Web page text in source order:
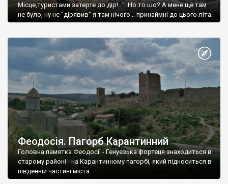
Місце,туристами затерте до дір!..." Но то шо? А мене ще там
не було, ну не "дірявив" я там нічого... принаймні до цього літа.
Феодосія. Пагорб Карантинний
Головна памятка Феодосії - Генуезька фортеця знаходиться в
старому районі - на Карантинному пагорбі, який підноситься в
південній частині міста.